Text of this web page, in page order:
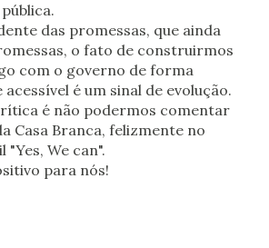
das promessas, que ainda
o fato de construirmos
com o governo de forma
acessível é um sinal de evolução.
é não podermos comentar
Casa Branca, felizmente no
"Yes, We can".
para nós!